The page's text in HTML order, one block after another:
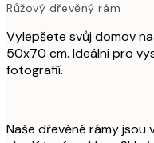
Růžový dřevěný rám
Vylepšete svůj domov
50x70 cm. Ideální pro
fotografií.
Naše dřevěné rámy